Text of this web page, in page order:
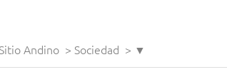
Sitio Andino > Sociedad > ▼